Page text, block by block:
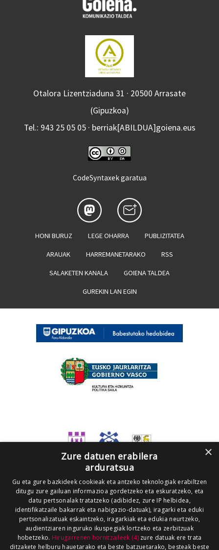
Otalora Lizentziaduna 31 · 20500 Arrasate
(Gipuzkoa)
Tel.: 943 25 05 05 · berriak[ABILDUA]goiena.eus
CodeSyntaxek garatua
HONI BURUZ LEGE OHARRA PUBLIZITATEA
ARAUAK HARREMANETARAKO RSS
SALAKETEN KANALA GOIENA TALDEA
GUREKIN LAN EGIN
×
Zure datuen erabilera
arduratsua
Gu eta gure bazkideek cookieak eta antzeko teknologiak erabiltzen
ditugu zure gailuan informazioa gordetzeko eta eskuratzeko, eta
datu pertsonalak tratatzeko (adibidez, zure IP helbidea,
identifikatzaile bakarrak eta nabigazio-datuak), iragarki eta eduki
pertsonalizatuak eskaintzeko, iragarkiak eta edukia neurtzeko,
audientziaren inguruko ikuspegiak lortzeko eta zerbitzuak
hobetzeko. Hirugarrenen hornitzaileek (4)zure datuak ere trata
ditzakete helburu hauetarako eta beste batzuetarako, besteak beste